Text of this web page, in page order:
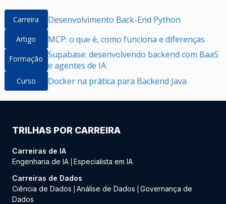
Carreira Desenvolvimento Back-End Python
Artigo MCP: o que é, como funciona e diferenças
Formação Supabase: desenvolvendo backend com BaaS
e agentes de IA
Curso Docker na prática para Backend Java
TRILHAS POR CARREIRA
Carreiras de IA
Engenharia de IA Especialista em IA
Carreiras de Dados
Ciência de Dados
Análise de Dados
Governança de
Dados